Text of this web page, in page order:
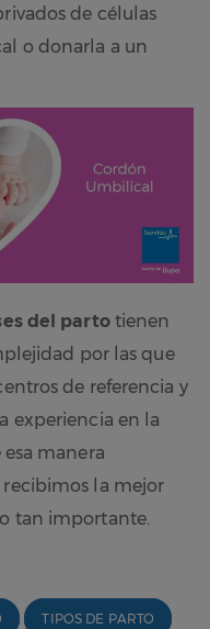
de células
o donarla a un
del partotienen
por las que
de referencia y
experiencia en la
manera
la mejor
tan importante.
TIPOS DE PARTO